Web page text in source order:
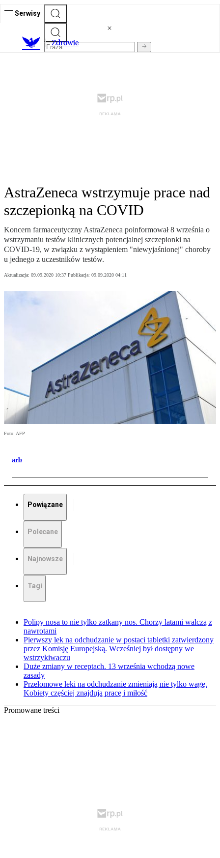
Serwisy
Zdrowie
AstraZeneca wstrzymuje prace nad
szczepionką na COVID
Koncern farmaceutyczny AstraZeneca poinformował 8 września o
wstrzymaniu testów klinicznych potencjalnej szczepionki na
COVID-19, w związku z wystąpieniem "niewyjaśnionej" choroby
u jednego z uczestników testów.
Aktualizacja: 09.09.2020 10:37 Publikacja: 09.09.2020 04:11
Foto: AFP
arb
Powiązane
Polecane
Najnowsze
Tagi
Polipy nosa to nie tylko zatkany nos. Chorzy latami walczą z
nawrotami
Pierwszy lek na odchudzanie w postaci tabletki zatwierdzony
przez Komisję Europejską. Wcześniej był dostępny we
wstrzykiwaczu
Duże zmiany w receptach. 13 września wchodzą nowe
zasady
Przełomowe leki na odchudzanie zmieniają nie tylko wagę.
Kobiety częściej znajdują pracę i miłość
Promowane treści